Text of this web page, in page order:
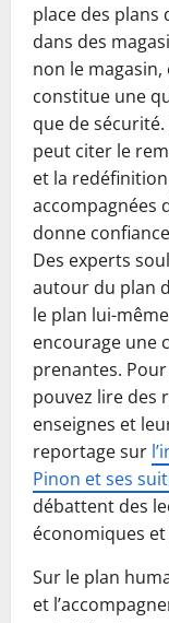
place des plans
dans des
non le
constitue une
que de
peut citer le
et la
accompagnées
donne
Des experts
autour du plan
le plan lui-
encourage une
prenantes.
pouvez lire des
enseignes et
reportage sur
Pinon et ses
débattent des
économiques
Sur le plan
et